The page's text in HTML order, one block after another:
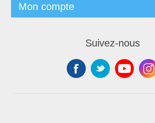
Mon compte
Suivez-nous